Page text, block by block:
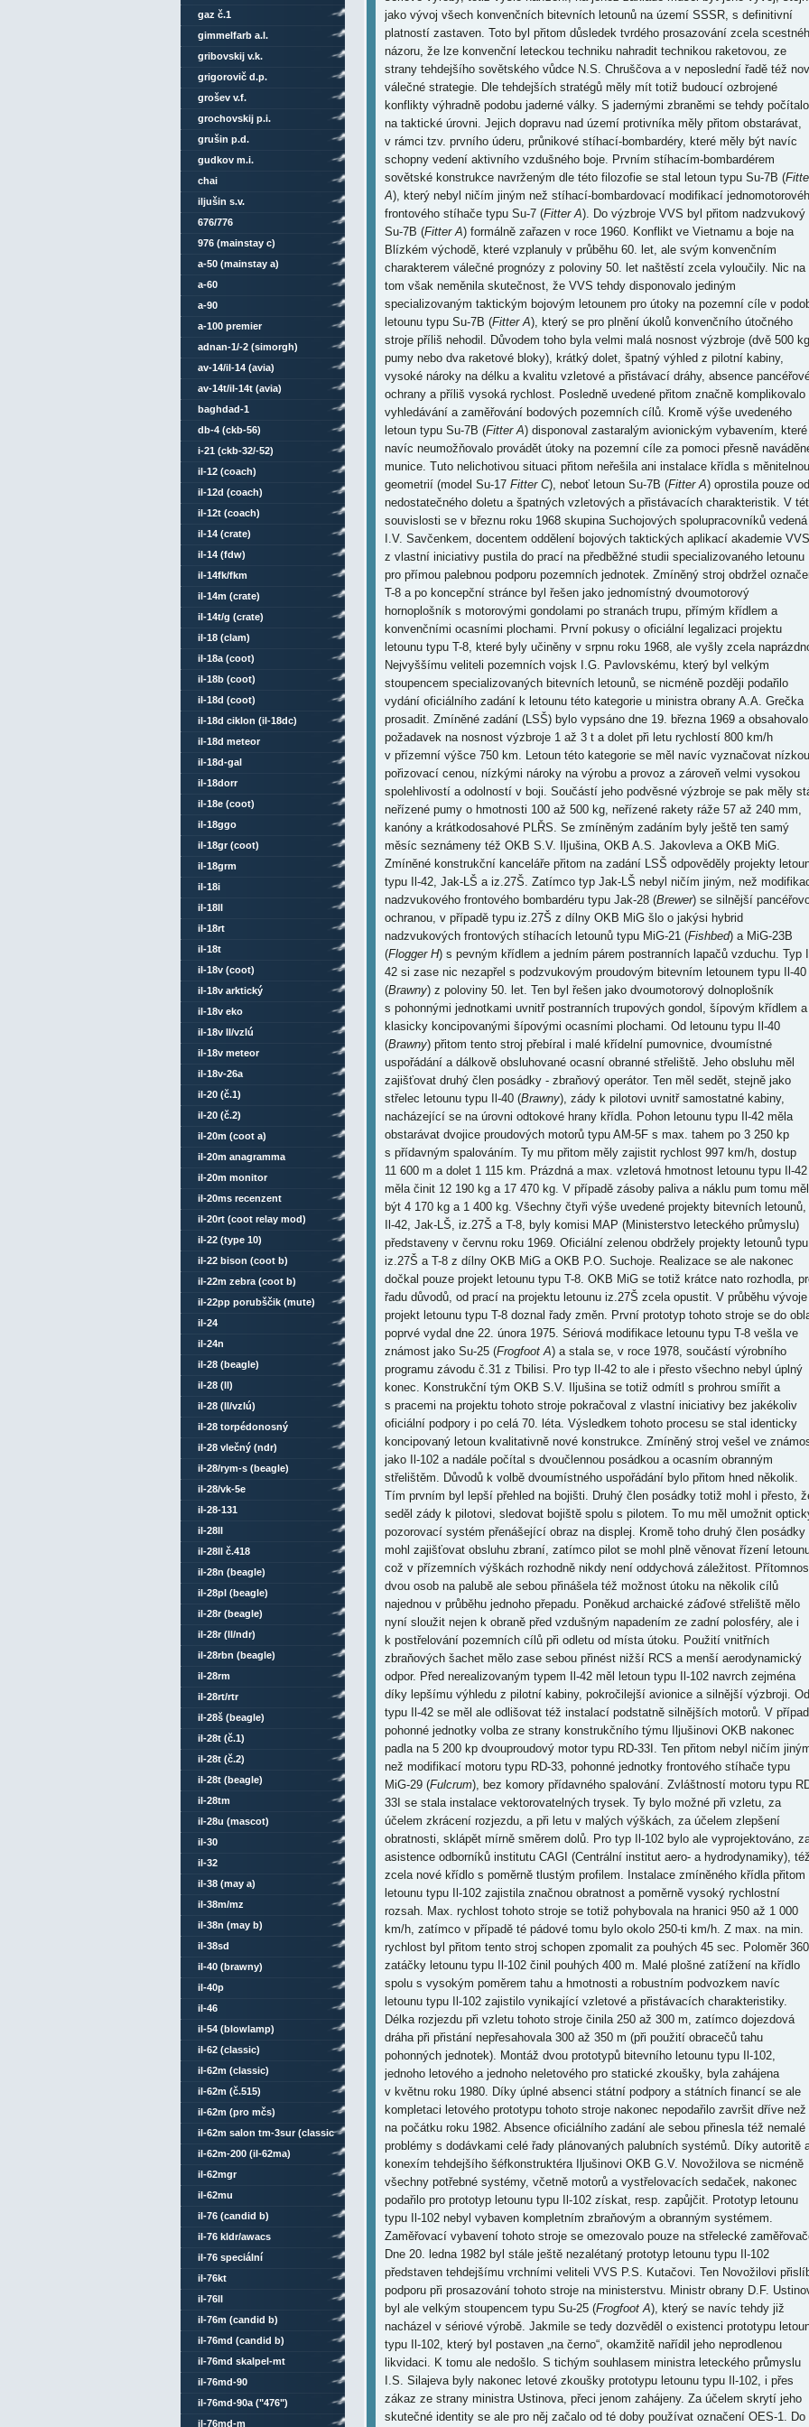
jako vývoj všech konvenčních bitevních letounů na území SSSR, s definitivní
platností zastaven. Toto byl přitom důsledek tvrdého prosazování zcela
názoru, že lze konvenční leteckou techniku nahradit technikou raketovou, ze
strany tehdejšího sovětského vůdce N.S. Chruščova a v neposlední řadě též
válečné strategie. Dle tehdejších stratégů měly mít totiž budoucí ozbrojené
konflikty výhradně podobu jaderné války. S jadernými zbraněmi se tehdy
na taktické úrovni. Jejich dopravu nad území protivníka měly přitom obstarávat,
v rámci tzv. prvního úderu, průnikové stíhací-bombardéry, které měly být navíc
schopny vedení aktivního vzdušného boje. Prvním stíhacím-bombardérem
sovětské konstrukce navrženým dle této filozofie se stal letoun typu Su-7B (
A), který nebyl ničím jiným než stíhací-bombardovací modifikací
frontového stíhače typu Su-7 (Fitter A). Do výzbroje VVS byl přitom nadzvukový
Su-7B (Fitter A) formálně zařazen v roce 1960. Konflikt ve Vietnamu a boje na
Blízkém východě, které vzplanuly v průběhu 60. let, ale svým konvenčním
charakterem válečné prognózy z poloviny 50. let naštěstí zcela vyloučily. Nic na
tom však neměnila skutečnost, že VVS tehdy disponovalo jediným
specializovaným taktickým bojovým letounem pro útoky na pozemní cíle v
letounu typu Su-7B (Fitter A), který se pro plnění úkolů konvenčního útočného
stroje příliš nehodil. Důvodem toho byla velmi malá nosnost výzbroje (dvě 500 kg
pumy nebo dva raketové bloky), krátký dolet, špatný výhled z pilotní kabiny,
vysoké nároky na délku a kvalitu vzletové a přistávací dráhy, absence
ochrany a příliš vysoká rychlost. Posledně uvedené přitom značně komplikovalo
vyhledávání a zaměřování bodových pozemních cílů. Kromě výše uvedeného
letoun typu Su-7B (Fitter A) disponoval zastaralým avionickým vybavením, které
navíc neumožňovalo provádět útoky na pozemní cíle za pomoci přesně
munice. Tuto nelichotivou situaci přitom neřešila ani instalace křídla s měnitelnou
geometrií (model Su-17 Fitter C), neboť letoun Su-7B (Fitter A) oprostila pouze od
nedostatečného doletu a špatných vzletových a přistávacích charakteristik. V
souvislosti se v březnu roku 1968 skupina Suchojových spolupracovníků vedená
I.V. Savčenkem, docentem oddělení bojových taktických aplikací akademie
z vlastní iniciativy pustila do prací na předběžné studii specializovaného letounu
pro přímou palebnou podporu pozemních jednotek. Zmíněný stroj obdržel
T-8 a po koncepční stránce byl řešen jako jednomístný dvoumotorový
hornoplošník s motorovými gondolami po stranách trupu, přímým křídlem a
konvenčními ocasními plochami. První pokusy o oficiální legalizaci projektu
letounu typu T-8, které byly učiněny v srpnu roku 1968, ale vyšly zcela
Nejvyššímu veliteli pozemních vojsk I.G. Pavlovskému, který byl velkým
stoupencem specializovaných bitevních letounů, se nicméně později podařilo
vydání oficiálního zadání k letounu této kategorie u ministra obrany A.A. Grečka
prosadit. Zmíněné zadání (LSŠ) bylo vypsáno dne 19. března 1969 a obsahovalo
požadavek na nosnost výzbroje 1 až 3 t a dolet při letu rychlostí 800 km/h
v přízemní výšce 750 km. Letoun této kategorie se měl navíc vyznačovat nízkou
pořizovací cenou, nízkými nároky na výrobu a provoz a zároveň velmi vysokou
spolehlivostí a odolností v boji. Součástí jeho podvěsné výzbroje se pak měly
neřízené pumy o hmotnosti 100 až 500 kg, neřízené rakety ráže 57 až 240 mm,
kanóny a krátkodosahové PLŘS. Se zmíněným zadáním byly ještě ten samý
měsíc seznámeny též OKB S.V. Iljušina, OKB A.S. Jakovleva a OKB MiG.
Zmíněné konstrukční kanceláře přitom na zadání LSŠ odpověděly projekty
typu Il-42, Jak-LŠ a iz.27Š. Zatímco typ Jak-LŠ nebyl ničím jiným, než
nadzvukového frontového bombardéru typu Jak-28 (Brewer) se silnější
ochranou, v případě typu iz.27Š z dílny OKB MiG šlo o jakýsi hybrid
nadzvukových frontových stíhacích letounů typu MiG-21 (Fishbed) a MiG-23B
(Flogger H) s pevným křídlem a jedním párem postranních lapačů vzduchu. Typ
42 si zase nic nezapřel s podzvukovým proudovým bitevním letounem typu Il-40
(Brawny) z poloviny 50. let. Ten byl řešen jako dvoumotorový dolnoplošník
s pohonnými jednotkami uvnitř postranních trupových gondol, šípovým křídlem a
klasicky koncipovanými šípovými ocasními plochami. Od letounu typu Il-40
(Brawny) přitom tento stroj přebíral i malé křídelní pumovnice, dvoumístné
uspořádání a dálkově obsluhované ocasní obranné střeliště. Jeho obsluhu měl
zajišťovat druhý člen posádky - zbraňový operátor. Ten měl sedět, stejně jako
střelec letounu typu Il-40 (Brawny), zády k pilotovi uvnitř samostatné kabiny,
nacházející se na úrovni odtokové hrany křídla. Pohon letounu typu Il-42 měla
obstarávat dvojice proudových motorů typu AM-5F s max. tahem po 3 250 kp
s přídavným spalováním. Ty mu přitom měly zajistit rychlost 997 km/h, dostup
11 600 m a dolet 1 115 km. Prázdná a max. vzletová hmotnost letounu typu Il-42
měla činit 12 190 kg a 17 470 kg. V případě zásoby paliva a náklu pum tomu
být 4 170 kg a 1 400 kg. Všechny čtyři výše uvedené projekty bitevních letounů,
Il-42, Jak-LŠ, iz.27Š a T-8, byly komisi MAP (Ministerstvo leteckého průmyslu)
představeny v červnu roku 1969. Oficiální zelenou obdržely projekty letounů typu
iz.27Š a T-8 z dílny OKB MiG a OKB P.O. Suchoje. Realizace se ale nakonec
dočkal pouze projekt letounu typu T-8. OKB MiG se totiž krátce nato rozhodla,
řadu důvodů, od prací na projektu letounu iz.27Š zcela opustit. V průběhu vývoje
projekt letounu typu T-8 doznal řady změn. První prototyp tohoto stroje se do
poprvé vydal dne 22. února 1975. Sériová modifikace letounu typu T-8 vešla ve
známost jako Su-25 (Frogfoot A) a stala se, v roce 1978, součástí výrobního
programu závodu č.31 z Tbilisi. Pro typ Il-42 to ale i přesto všechno nebyl úplný
konec. Konstrukční tým OKB S.V. Iljušina se totiž odmítl s prohrou smířit a
s pracemi na projektu tohoto stroje pokračoval z vlastní iniciativy bez jakékoliv
oficiální podpory i po celá 70. léta. Výsledkem tohoto procesu se stal identicky
koncipovaný letoun kvalitativně nové konstrukce. Zmíněný stroj vešel ve
jako Il-102 a nadále počítal s dvoučlennou posádkou a ocasním obranným
střelištěm. Důvodů k volbě dvoumístného uspořádání bylo přitom hned několik.
Tím prvním byl lepší přehled na bojišti. Druhý člen posádky totiž mohl i přesto,
seděl zády k pilotovi, sledovat bojiště spolu s pilotem. To mu měl umožnit
pozorovací systém přenášející obraz na displej. Kromě toho druhý člen posádky
mohl zajišťovat obsluhu zbraní, zatímco pilot se mohl plně věnovat řízení
což v přízemních výškách rozhodně nikdy není oddychová záležitost.
dvou osob na palubě ale sebou přinášela též možnost útoku na několik cílů
najednou v průběhu jednoho přepadu. Poněkud archaické záďové střeliště mělo
nyní sloužit nejen k obraně před vzdušným napadením ze zadní polosféry, ale i
k postřelování pozemních cílů při odletu od místa útoku. Použití vnitřních
zbraňových šachet mělo zase sebou přinést nižší RCS a menší aerodynamický
odpor. Před nerealizovaným typem Il-42 měl letoun typu Il-102 navrch zejména
díky lepšímu výhledu z pilotní kabiny, pokročilejší avionice a silnější výzbroji. Od
typu Il-42 se měl ale odlišovat též instalací podstatně silnějších motorů. V
pohonné jednotky volba ze strany konstrukčního týmu Iljušinovi OKB nakonec
padla na 5 200 kp dvouproudový motor typu RD-33I. Ten přitom nebyl ničím
než modifikací motoru typu RD-33, pohonné jednotky frontového stíhače typu
MiG-29 (Fulcrum), bez komory přídavného spalování. Zvláštností motoru typu
33I se stala instalace vektorovatelných trysek. Ty bylo možné při vzletu, za
účelem zkrácení rozjezdu, a při letu v malých výškách, za účelem zlepšení
obratnosti, sklápět mírně směrem dolů. Pro typ Il-102 bylo ale vyprojektováno,
asistence odborníků institutu CAGI (Centrální institut aero- a hydrodynamiky), též
zcela nové křídlo s poměrně tlustým profilem. Instalace zmíněného křídla přitom
letounu typu Il-102 zajistila značnou obratnost a poměrně vysoký rychlostní
rozsah. Max. rychlost tohoto stroje se totiž pohybovala na hranici 950 až 1 000
km/h, zatímco v případě té pádové tomu bylo okolo 250-ti km/h. Z max. na min.
rychlost byl přitom tento stroj schopen zpomalit za pouhých 45 sec. Poloměr
zatáčky letounu typu Il-102 činil pouhých 400 m. Malé plošné zatížení na křídlo
spolu s vysokým poměrem tahu a hmotnosti a robustním podvozkem navíc
letounu typu Il-102 zajistilo vynikající vzletové a přistávacích charakteristiky.
Délka rozjezdu při vzletu tohoto stroje činila 250 až 300 m, zatímco dojezdová
dráha při přistání nepřesahovala 300 až 350 m (při použití obracečů tahu
pohonných jednotek). Montáž dvou prototypů bitevního letounu typu Il-102,
jednoho letového a jednoho neletového pro statické zkoušky, byla zahájena
v květnu roku 1980. Díky úplné absenci státní podpory a státních financí se ale
kompletaci letového prototypu tohoto stroje nakonec nepodařilo završit dříve než
na počátku roku 1982. Absence oficiálního zadání ale sebou přinesla též nemalé
problémy s dodávkami celé řady plánovaných palubních systémů. Díky autoritě
konexím tehdejšího šéfkonstruktéra Iljušinovi OKB G.V. Novožilova se nicméně
všechny potřebné systémy, včetně motorů a vystřelovacích sedaček, nakonec
podařilo pro prototyp letounu typu Il-102 získat, resp. zapůjčit. Prototyp letounu
typu Il-102 nebyl vybaven kompletním zbraňovým a obranným systémem.
Zaměřovací vybavení tohoto stroje se omezovalo pouze na střelecké
Dne 20. ledna 1982 byl stále ještě nezalétaný prototyp letounu typu Il-102
představen tehdejšímu vrchními veliteli VVS P.S. Kutačovi. Ten Novožilovi
podporu při prosazování tohoto stroje na ministerstvu. Ministr obrany D.F.
byl ale velkým stoupencem typu Su-25 (Frogfoot A), který se navíc tehdy již
nacházel v sériové výrobě. Jakmile se tedy dozvěděl o existenci prototypu
typu Il-102, který byl postaven „na černo“, okamžitě nařídil jeho neprodlenou
likvidaci. K tomu ale nedošlo. S tichým souhlasem ministra leteckého průmyslu
I.S. Silajeva byly nakonec letové zkoušky prototypu letounu typu Il-102, i přes
zákaz ze strany ministra Ustinova, přeci jenom zahájeny. Za účelem skrytí jeho
skutečné identity se ale pro něj začalo od té doby používat označení OES-1. Do
gaz č.1
gimmelfarb a.l.
gribovskij v.k.
grigorovič d.p.
grošev v.f.
grochovskij p.i.
grušin p.d.
gudkov m.i.
chai
iljušin s.v.
676/776
976 (mainstay c)
a-50 (mainstay a)
a-60
a-90
a-100 premier
adnan-1/-2 (simorgh)
av-14/il-14 (avia)
av-14t/il-14t (avia)
baghdad-1
db-4 (ckb-56)
i-21 (ckb-32/-52)
il-12 (coach)
il-12d (coach)
il-12t (coach)
il-14 (crate)
il-14 (fdw)
il-14fk/fkm
il-14m (crate)
il-14t/g (crate)
il-18 (clam)
il-18a (coot)
il-18b (coot)
il-18d (coot)
il-18d ciklon (il-18dc)
il-18d meteor
il-18d-gal
il-18dorr
il-18e (coot)
il-18ggo
il-18gr (coot)
il-18grm
il-18i
il-18ll
il-18rt
il-18t
il-18v (coot)
il-18v arktický
il-18v eko
il-18v ll/vzlú
il-18v meteor
il-18v-26a
il-20 (č.1)
il-20 (č.2)
il-20m (coot a)
il-20m anagramma
il-20m monitor
il-20ms recenzent
il-20rt (coot relay mod)
il-22 (type 10)
il-22 bison (coot b)
il-22m zebra (coot b)
il-22pp porubščik (mute)
il-24
il-24n
il-28 (beagle)
il-28 (ll)
il-28 (ll/vzlú)
il-28 torpédonosný
il-28 vlečný (ndr)
il-28/rym-s (beagle)
il-28/vk-5e
il-28-131
il-28ll
il-28ll č.418
il-28n (beagle)
il-28pl (beagle)
il-28r (beagle)
il-28r (ll/ndr)
il-28rbn (beagle)
il-28rm
il-28rt/rtr
il-28š (beagle)
il-28t (č.1)
il-28t (č.2)
il-28t (beagle)
il-28tm
il-28u (mascot)
il-30
il-32
il-38 (may a)
il-38m/mz
il-38n (may b)
il-38sd
il-40 (brawny)
il-40p
il-46
il-54 (blowlamp)
il-62 (classic)
il-62m (classic)
il-62m (č.515)
il-62m (pro mčs)
il-62m salon tm-3sur (classic
comsat mod)
il-62m-200 (il-62ma)
il-62mgr
il-62mu
il-76 (candid b)
il-76 kldr/awacs
il-76 speciální
il-76kt
il-76ll
il-76m (candid b)
il-76md (candid b)
il-76md skalpel-mt
il-76md-90
il-76md-90a ("476")
il-76md-m